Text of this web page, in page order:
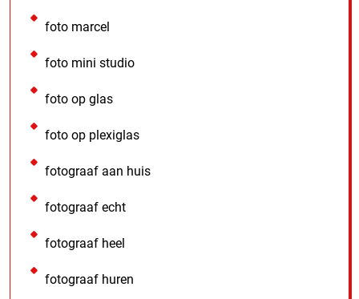
foto marcel
foto mini studio
foto op glas
foto op plexiglas
fotograaf aan huis
fotograaf echt
fotograaf heel
fotograaf huren